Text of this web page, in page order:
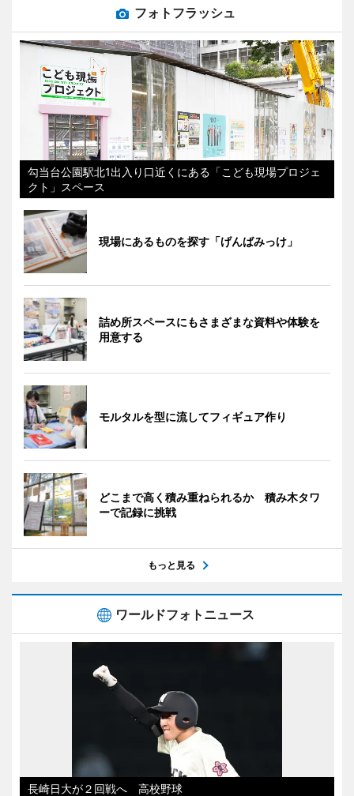
フォトフラッシュ
勾当台公園駅北1出入り口近くにある「こども現場プロジェ
クト」スペース
現場にあるものを探す「げんばみっけ」
詰め所スペースにもさまざまな資料や体験を
用意する
モルタルを型に流してフィギュア作り
どこまで高く積み重ねられるか 積み木タワ
ーで記録に挑戦
もっと見る
ワールドフォトニュース
長崎日大が２回戦へ 高校野球